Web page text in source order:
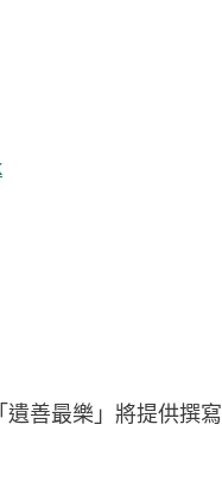
善最樂」將提供撰